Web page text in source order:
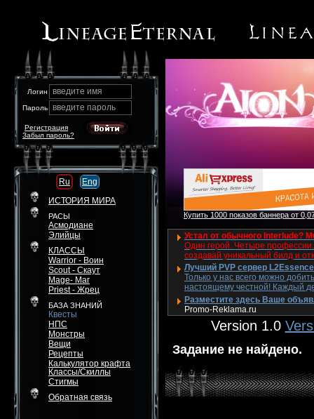
Логин введите имя
Пароль введите пароль
Забыл пароль?
Регистрация
Ru
Eng
ИСТОРИЯ МИРА
РАСЫ
Асмодиане
Элийцы
КЛАССЫ
Warrior - Воин
Scout - Скаут
Mage- Маг
Priest - Жрец
БАЗА ЗНАНИЙ
Квесты
НПС
Монстры
Вещи
Рецепты
Калькулятор крафта
Классы/Скиллы
Стигмы
Обратная связь
Купить 1000 показов баннера от
Устал от обычного Interlude?
Один герой. Четыре
создавай уникальный билд и
Лучший PVP сервер
Только у нас всего можно
настоящему честной! Каждый
Разместите здесь Ваше
Promo-Reklama.ru
Version 1.0
Задание не найдено.